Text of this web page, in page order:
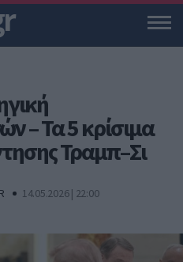
– Τα 5 κρίσιμα
Τραμπ–Σι
14.05.2026 | 22:00